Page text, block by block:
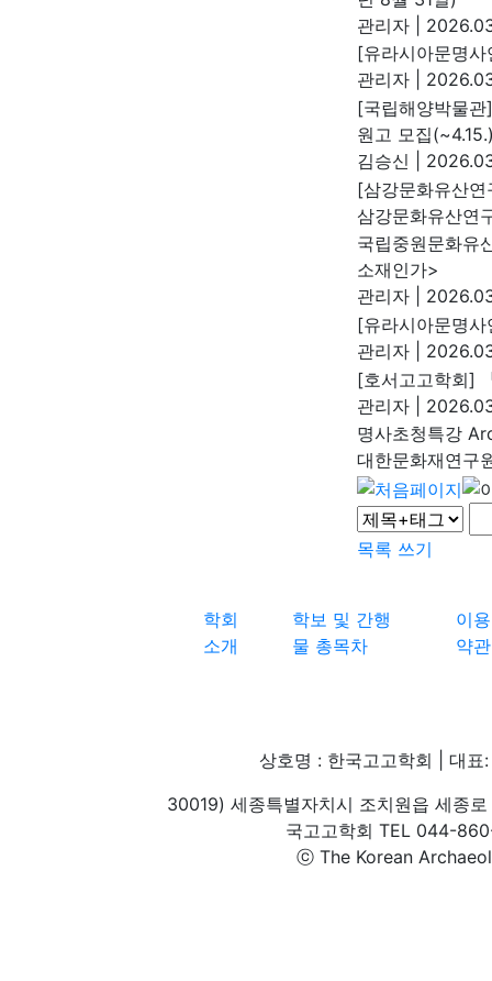
관리자
[유라시아문명
관리자
[국립해양박물
원고 모집
김승신
[삼강문화유산
삼강문화유산연
국립중원문화유
소재인가>
관리자
[유라시아문명
관리자
[호서고고학회]
관리자
명사초청특강
대한문화재연구
목록 쓰기
학회
소개
학보 및 간행
물 총목차
이용
약관
상호명 : 한국고고학회 | 대
30019) 세종특별자치시 조치원읍 세종
국고고학회 TEL 044-
ⓒ The Korean